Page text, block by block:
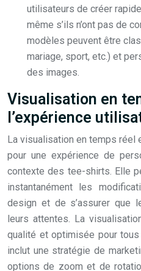
utilisateurs de créer
même s’ils n’ont pas de
modèles peuvent être
mariage, sport, etc.) et
des images.
Visualisation en
l’expérience
La visualisation en temps réel
pour une expérience de
contexte des tee-shirts. Elle
instantanément les
design et de s’assurer que
leurs attentes. La
qualité et optimisée pour
inclut une stratégie de
options de zoom et de